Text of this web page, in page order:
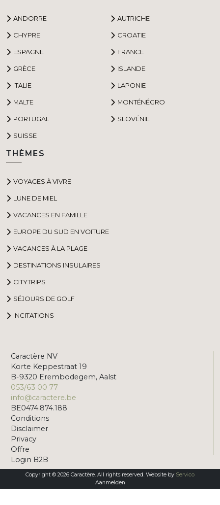
ANDORRE AUTRICHE
CHYPRE CROATIE
ESPAGNE FRANCE
GRÈCE ISLANDE
ITALIE LAPONIE
MALTE MONTÉNÉGRO
PORTUGAL SLOVÉNIE
SUISSE
THÈMES
VOYAGES À VIVRE
LUNE DE MIEL
VACANCES EN FAMILLE
EUROPE DU SUD EN VOITURE
VACANCES À LA PLAGE
DESTINATIONS INSULAIRES
CITYTRIPS
SÉJOURS DE GOLF
INCITATIONS
Caractère NV
Korte Keppestraat 19
B-9320 Erembodegem, Aalst
053/63 00 77
info@caractere.be
BE0474.874.188
Conditions
Disclaimer
Privacy
Offre
Login B2B
Copyright © 2026 Caractère. All rights reserved. Website by Servico
Aanmelden